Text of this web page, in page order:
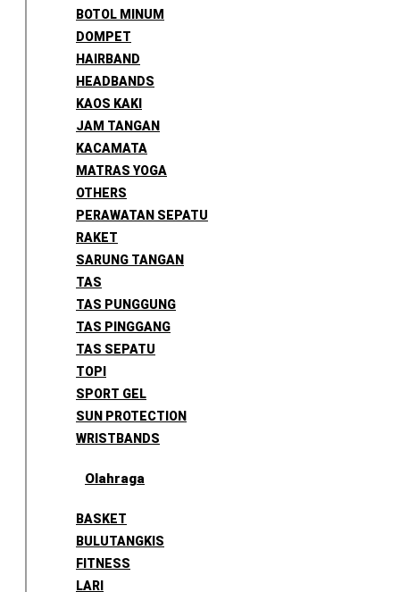
BOTOL MINUM
DOMPET
HAIRBAND
HEADBANDS
KAOS KAKI
JAM TANGAN
KACAMATA
MATRAS YOGA
OTHERS
PERAWATAN SEPATU
RAKET
SARUNG TANGAN
TAS
TAS PUNGGUNG
TAS PINGGANG
TAS SEPATU
TOPI
SPORT GEL
SUN PROTECTION
WRISTBANDS
Olahraga
BASKET
BULUTANGKIS
FITNESS
LARI